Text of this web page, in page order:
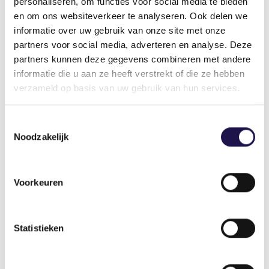
en om ons websiteverkeer te analyseren. Ook delen we
informatie over uw gebruik van onze site met onze
partners voor social media, adverteren en analyse. Deze
partners kunnen deze gegevens combineren met andere
informatie die u aan ze heeft verstrekt of die ze hebben
verzameld op basis van uw gebruik van hun services.
Noodzakelijk
Voorkeuren
Statistieken
arbeidsrelaties, tranche 2025
Deel dit artikel